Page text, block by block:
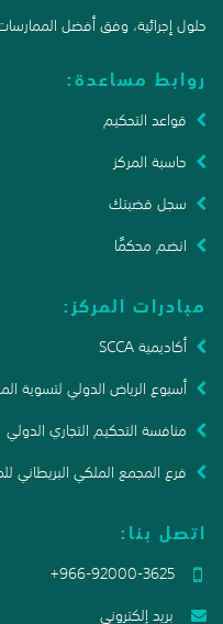
حلول إجرائية، وفق أفضل الممارسات
روابط مساعدة:
قواعد التحكيم
حاسبة المركز
سجل قضيتك
انضم محكمًا
مبادرات المركز:
أكاديمية SCCA
أسبوع الرياض الدولي لتسوية
منافسة التحكيم التجاري الدولي
فرع المجمع الملكي البريطاني
اتصل بنا:
+966-92000-3625
بريد إلكتروني